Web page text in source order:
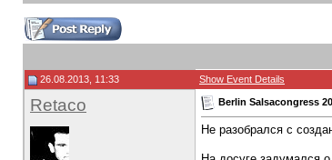
26.08.2013, 11:33 Show Event Details
Retaco Berlin Salsacongress
Не разобрался с